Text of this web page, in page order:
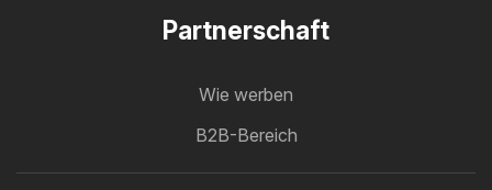
Partnerschaft
Wie werben
B2B-Bereich